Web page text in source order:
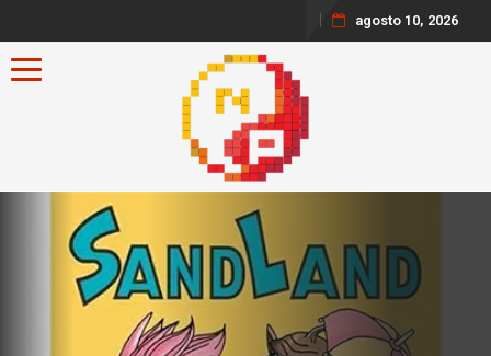
agosto 10, 2026
Toggle navigation